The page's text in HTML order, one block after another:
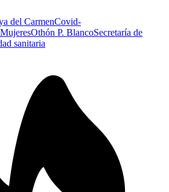
del CarmenCovid-
Othón P. BlancoSecretaría de
sanitaria